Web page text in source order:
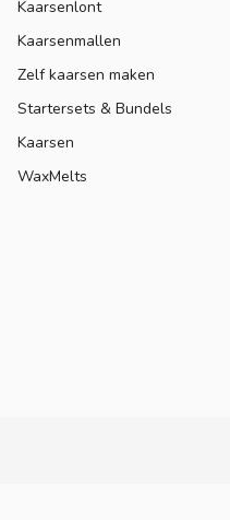
Kaarsenlont
Kaarsenmallen
Zelf kaarsen maken
Startersets & Bundels
Kaarsen
WaxMelts